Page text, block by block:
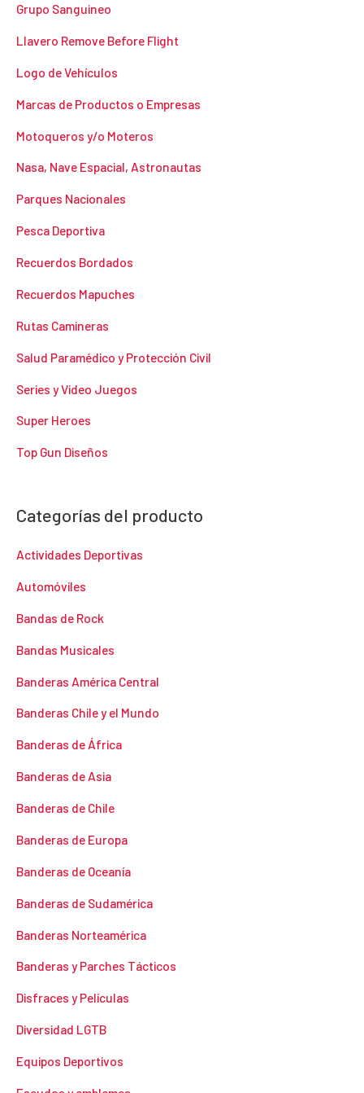
Grupo Sanguineo
Llavero Remove Before Flight
Logo de Vehículos
Marcas de Productos o Empresas
Motoqueros y/o Moteros
Nasa, Nave Espacial, Astronautas
Parques Nacionales
Pesca Deportiva
Recuerdos Bordados
Recuerdos Mapuches
Rutas Camineras
Salud Paramédico y Protección Civil
Series y Video Juegos
Super Heroes
Top Gun Diseños
Categorías del producto
Actividades Deportivas
Automóviles
Bandas de Rock
Bandas Musicales
Banderas América Central
Banderas Chile y el Mundo
Banderas de África
Banderas de Asia
Banderas de Chile
Banderas de Europa
Banderas de Oceanía
Banderas de Sudamérica
Banderas Norteamérica
Banderas y Parches Tácticos
Disfraces y Películas
Diversidad LGTB
Equipos Deportivos